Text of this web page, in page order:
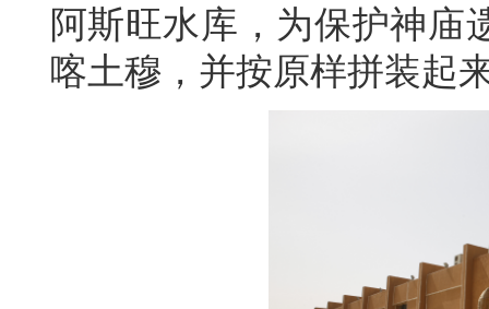
阿斯旺水库，为保护神庙
喀土穆，并按原样拼装起